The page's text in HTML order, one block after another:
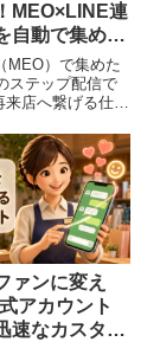
MEO×LINE連
自動で集める
MEO）で集めた
ステップ配信で
店へ繋げる仕組
例とともに解説。
ばれる店舗になる
す。
ァンに変え
アカウント
速なカスタマ